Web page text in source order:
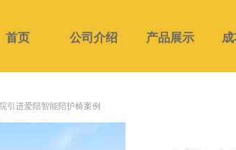
首页 公司介绍 产品展示
引进爱陪智能陪护椅案例